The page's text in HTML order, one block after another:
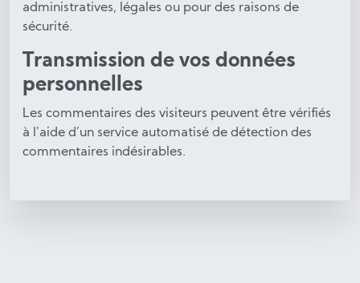
administratives, légales ou pour des raisons de
sécurité.
Transmission de vos données
personnelles
Les commentaires des visiteurs peuvent être vérifiés
à l’aide d’un service automatisé de détection des
commentaires indésirables.